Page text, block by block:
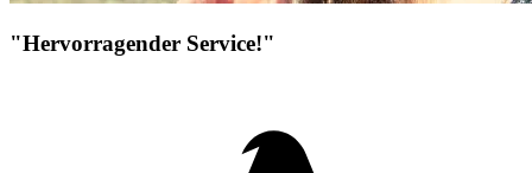
"Hervorragender Service!"